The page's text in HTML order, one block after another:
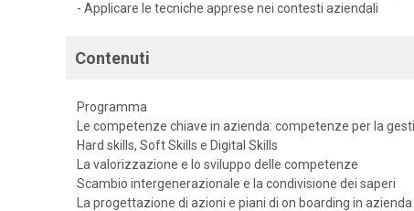
- Applicare le tecniche apprese nei contesti aziendali
Contenuti
Programma
Le competenze chiave in azienda: competenze per la
Hard skills, Soft Skills e Digital Skills
La valorizzazione e lo sviluppo delle competenze
Scambio intergenerazionale e la condivisione dei saperi
La progettazione di azioni e piani di on boarding in azienda